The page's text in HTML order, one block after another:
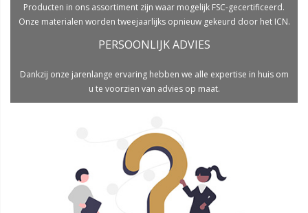
Producten in ons assortiment zijn waar mogelijk FSC-gecertificeerd.
Onze materialen worden tweejaarlijks opnieuw gekeurd door het ICN.
PERSOONLIJK ADVIES
Dankzij onze jarenlange ervaring hebben we alle expertise in huis om
u te voorzien van advies op maat.